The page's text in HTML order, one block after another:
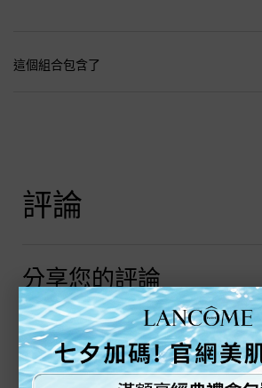
這個組合包含了
評論
分享您的評論
與其他人分享您的看法
撰寫評論